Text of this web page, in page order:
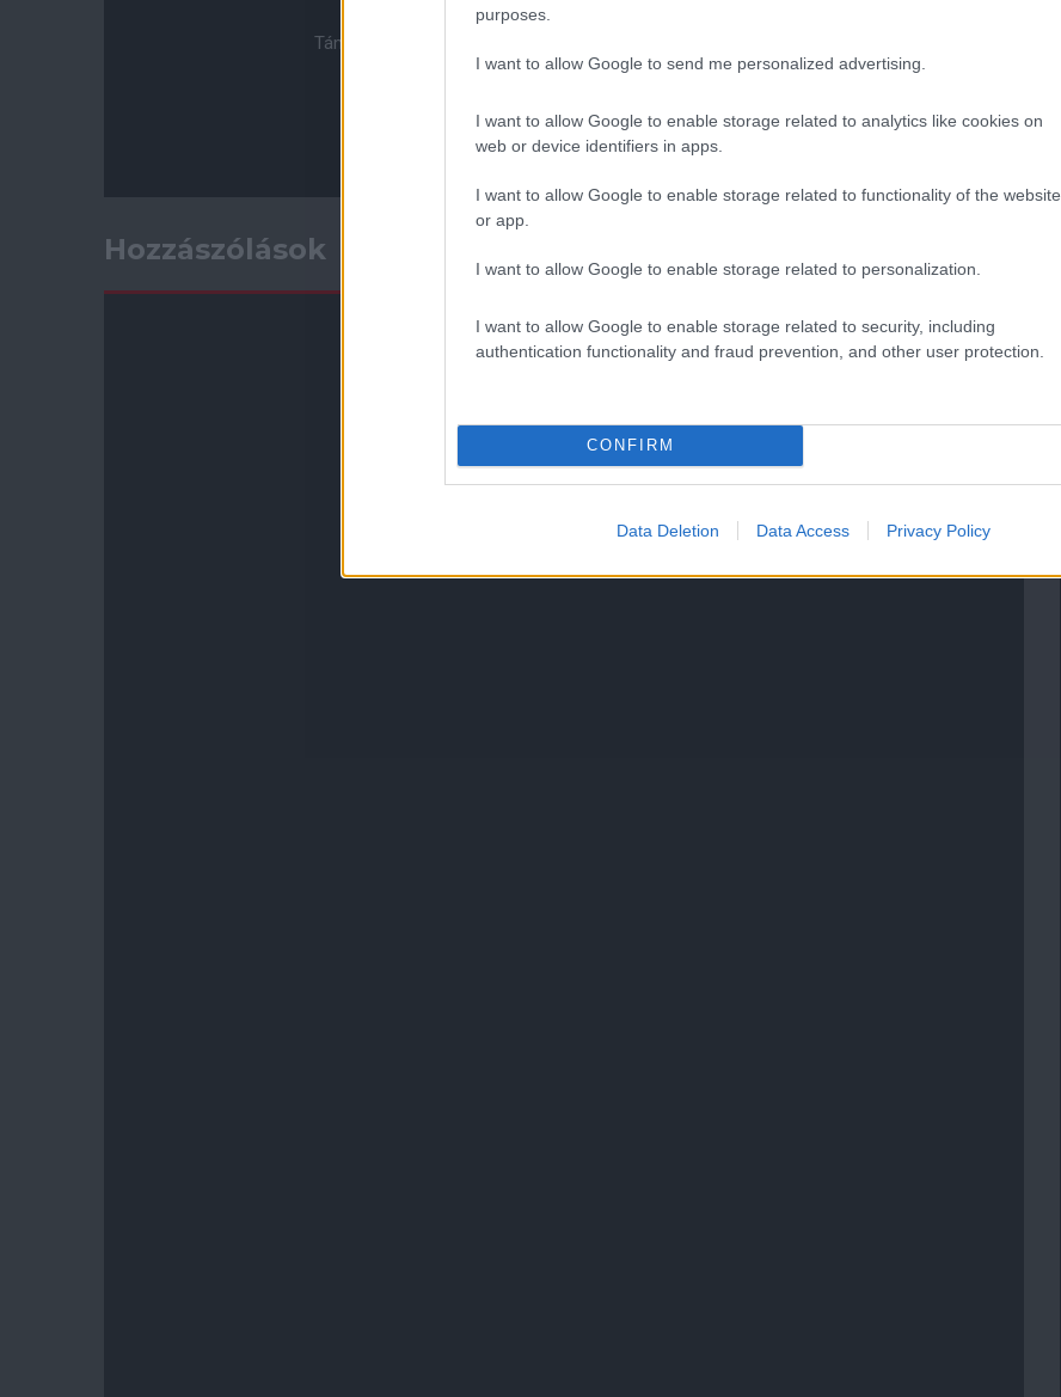
purposes.
I want to allow Google to send me personalized advertising.
I want to allow Google to enable storage related to analytics like cookies on
web or device identifiers in apps.
I want to allow Google to enable storage related to functionality of the website
or app.
I want to allow Google to enable storage related to personalization.
I want to allow Google to enable storage related to security, including
authentication functionality and fraud prevention, and other user protection.
CONFIRM
Data Deletion Data Access Privacy Policy
Támogasd adományoddal a ManUtdFanatics.hu működését!
Hozzászólások